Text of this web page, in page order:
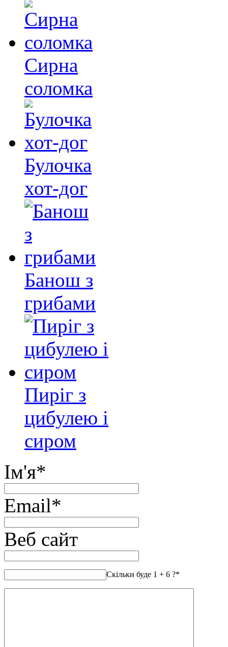
Сирна
соломка
Булочка
хот-дог
Банош з
грибами
Пиріг з
цибулею і
сиром
Ім'я*
Email*
Веб сайт
Скільки буде 1 + 6 ?*